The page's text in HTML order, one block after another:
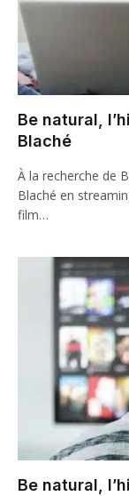
Be natural,
Blaché
À la recherche de
Blaché en
film…
Be natural,